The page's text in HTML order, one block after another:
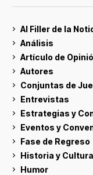
Al Filler de la
Análisis
Artículo de
Autores
Conjuntas de
Entrevistas
Estrategias y
Eventos y
Fase de Regreso
Historia y
Humor